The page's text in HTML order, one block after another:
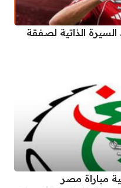
الذاتية لصفقة
مباراة مصر